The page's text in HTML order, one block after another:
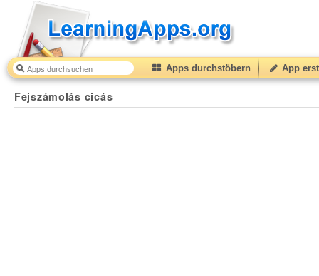
Apps durchstöbern App
Fejszámolás cicás
Fejszámolás cicás 47(from10to50) based on9